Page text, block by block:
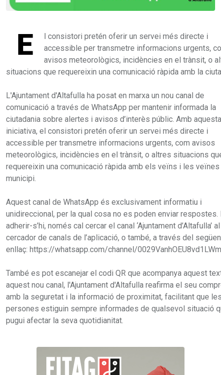
E
l consistori pretén oferir un servei més directe i
accessible per transmetre informacions urgents,
avisos meteorològics, incidències en el trànsit, o
situacions que requereixin una comunicació ràpida amb la
L'Ajuntament d'Altafulla ha posat en marxa un nou canal de
comunicació a través de WhatsApp per mantenir informada la
ciutadania sobre alertes i avisos d’interès públic. Amb aquesta
iniciativa, el consistori pretén oferir un servei més directe i
accessible per transmetre informacions urgents, com avisos
meteorològics, incidències en el trànsit, o altres situacions
requereixin una comunicació ràpida amb els veïns i les
municipi.
Aquest canal de WhatsApp és exclusivament informatiu i
unidireccional, per la qual cosa no es poden enviar respostes.
adherir-s’hi, només cal cercar el canal ‘Ajuntament d’Altafulla’ al
cercador de canals de l’aplicació, o també, a través del
enllaç: https://whatsapp.com/channel/
També es pot escanejar el codi QR que acompanya aquest
aquest nou canal, l'Ajuntament d'Altafulla reafirma el seu
amb la seguretat i la informació de proximitat, facilitant que
persones estiguin sempre informades de qualsevol situació
pugui afectar la seva quotidianitat.